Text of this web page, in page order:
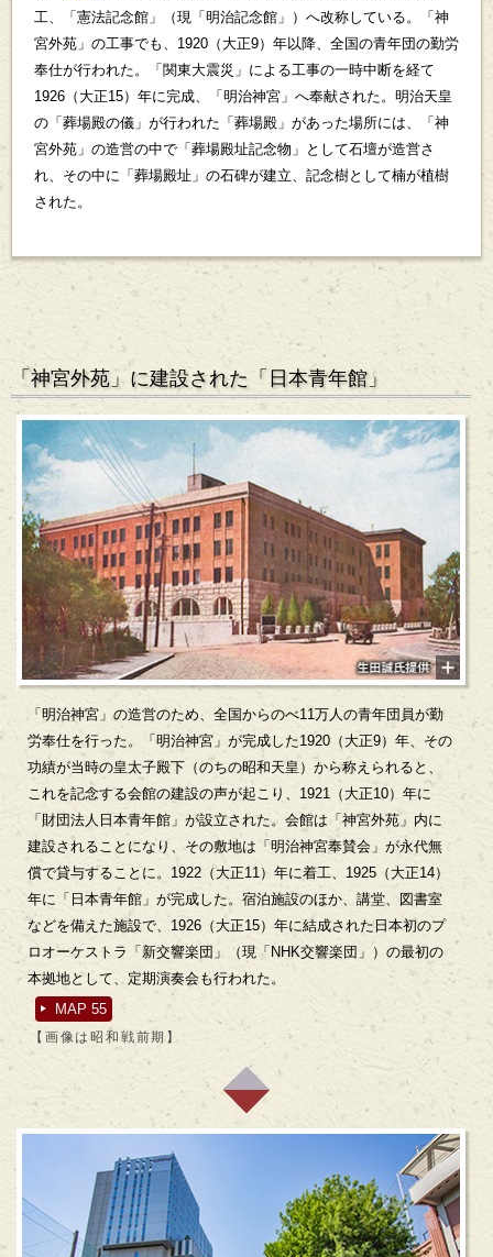
工、「憲法記念館」（現「明治記念館」）へ改称している。「神
宮外苑」の工事でも、1920（大正9）年以降、全国の青年団の勤労
奉仕が行われた。「関東大震災」による工事の一時中断を経て
1926（大正15）年に完成、「明治神宮」へ奉献された。明治天皇
の「葬場殿の儀」が行われた「葬場殿」があった場所には、「神
宮外苑」の造営の中で「葬場殿址記念物」として石壇が造営さ
れ、その中に「葬場殿址」の石碑が建立、記念樹として楠が植樹
された。
「神宮外苑」に建設された「日本青年館」
「明治神宮」の造営のため、全国からのべ11万人の青年団員が勤
労奉仕を行った。「明治神宮」が完成した1920（大正9）年、その
功績が当時の皇太子殿下（のちの昭和天皇）から称えられると、
これを記念する会館の建設の声が起こり、1921（大正10）年に
「財団法人日本青年館」が設立された。会館は「神宮外苑」内に
建設されることになり、その敷地は「明治神宮奉賛会」が永代無
償で貸与することに。1922（大正11）年に着工、1925（大正14）
年に「日本青年館」が完成した。宿泊施設のほか、講堂、図書室
などを備えた施設で、1926（大正15）年に結成された日本初のプ
ロオーケストラ「新交響楽団」（現「NHK交響楽団」）の最初の
本拠地として、定期演奏会も行われた。
MAP 55
【画像は昭和戦前期】